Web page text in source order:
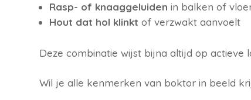
Rasp- of knaaggeluiden in balken of
Hout dat hol klinkt of verzwakt aanvoelt
Deze combinatie wijst bijna altijd op actieve
Wil je alle kenmerken van boktor in beeld